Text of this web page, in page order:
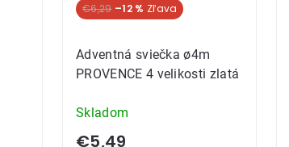
€6,29 –12 %
Adventná sviečka ø4m
PROVENCE 4 velikosti zlatá
Skladom
€5,49